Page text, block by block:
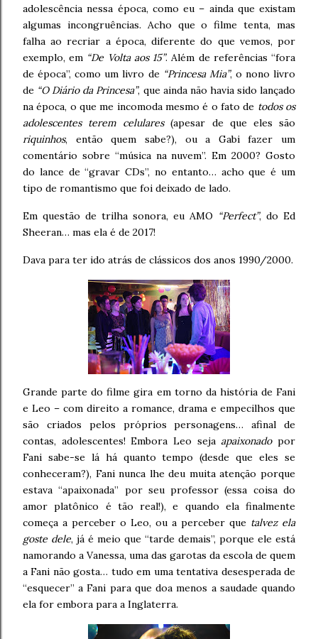
adolescência nessa época, como eu – ainda que existam
algumas incongruências. Acho que o filme tenta, mas
falha ao recriar a época, diferente do que vemos, por
exemplo, em “De Volta aos 15”. Além de referências “fora
de época”, como um livro de “Princesa Mia”, o nono livro
de “O Diário da Princesa”, que ainda não havia sido lançado
na época, o que me incomoda mesmo é o fato de todos os
adolescentes terem celulares(apesar de que eles são
riquinhos, então quem sabe?), ou a Gabi fazer um
comentário sobre “música na nuvem”. Em 2000? Gosto
do lance de “gravar CDs”, no entanto… acho que é um
tipo de romantismo que foi deixado de lado.
Em questão de trilha sonora, eu AMO “Perfect”, do Ed
Sheeran… mas ela é de 2017!
Dava para ter ido atrás de clássicos dos anos 1990/2000.
Grande parte do filme gira em torno da história de Fani
e Leo – com direito a romance, drama e empecilhos que
são criados pelos próprios personagens… afinal de
contas, adolescentes! Embora Leo sejaapaixonadopor
Fani sabe-se lá há quanto tempo (desde que eles se
conheceram?), Fani nunca lhe deu muita atenção porque
estava “apaixonada” por seu professor (essa coisa do
amor platônico é tão real!), e quando ela finalmente
começa a perceber o Leo, ou a perceber que talvez ela
goste dele, já é meio que “tarde demais”, porque ele está
namorando a Vanessa, uma das garotas da escola de quem
a Fani não gosta… tudo em uma tentativa desesperada de
“esquecer” a Fani para que doa menos a saudade quando
ela for embora para a Inglaterra.